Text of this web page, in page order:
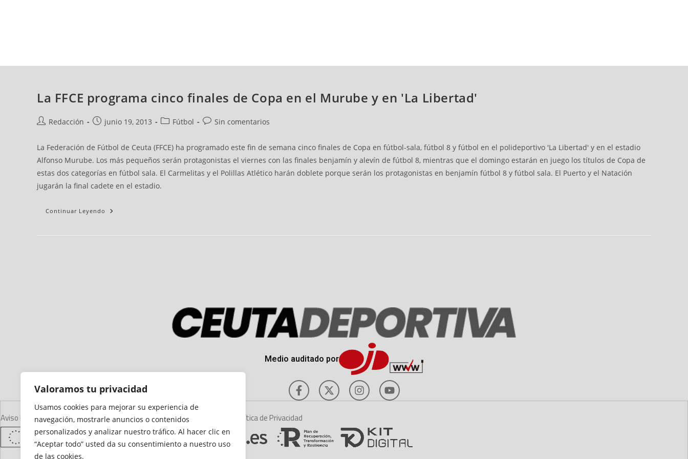
Valoramos tu privacidad
Usamos cookies para mejorar su experiencia de
navegación, mostrarle anuncios o contenidos
personalizados y analizar nuestro tráfico. Al hacer clic en
“Aceptar todo” usted da su consentimiento a nuestro uso
de las cookies.
La FFCE programa cinco finales de Copa en el Murube y en 'La Libertad'
Redacción junio 19, 2013 Fútbol Sin comentarios
La Federación de Fútbol de Ceuta (FFCE) ha programado este fin de semana cinco finales de Copa en fútbol-sala, fútbol 8 y fútbol en el polideportivo 'La Libertad' y en el estadio
Alfonso Murube. Los más pequeños serán protagonistas el viernes con las finales benjamín y alevín de fútbol 8, mientras que el domingo estarán en juego los títulos de Copa de
estas dos categorías en fútbol sala. El Carmelitas y el Polillas Atlético harán doblete porque serán los protagonistas en benjamín fútbol 8 y fútbol sala. El Puerto y el Natación
jugarán la final cadete en el estadio.
Continuar Leyendo
Medio auditado por
Aviso LegalDeclaración de AccesibilidadMapa del SitioPolítica de Cookies Política de Privacidad